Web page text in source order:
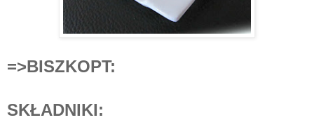
=>BISZKOPT:
SKŁADNIKI: